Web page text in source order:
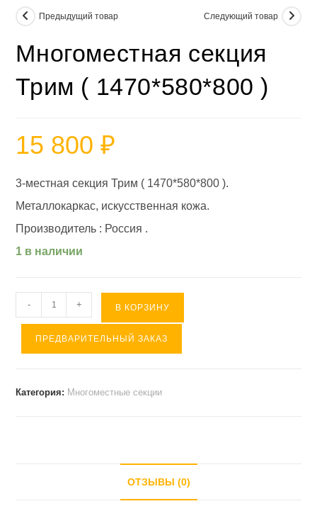
Предыдущий товар Следующий товар
Многоместная секция
Трим ( 1470*580*800 )
15 800₽
3-местная секция Трим ( 1470*580*800 ).
Металлокаркас, искусственная кожа.
Производитель : Россия .
1 в наличии
Количество
товара
Многоместная
- + В КОРЗИНУ
ПРЕДВАРИТЕЛЬНЫЙ ЗАКАЗ
Категория: Многоместные секции
ОТЗЫВЫ (0)